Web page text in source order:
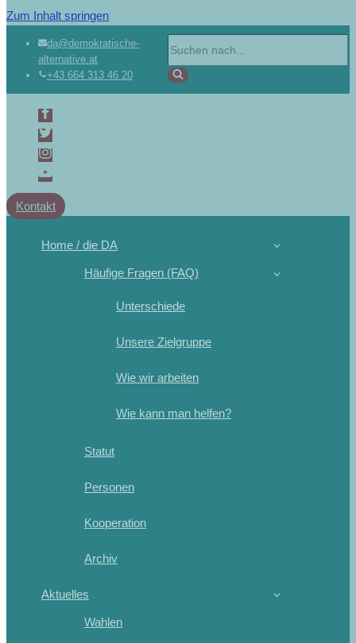
Zum Inhalt springen
da@demokratische-
alternative.at
+43 664 313 46 20
Kontakt
Home / die DA
Häufige Fragen (FAQ)
Unterschiede
Unsere Zielgruppe
Wie wir arbeiten
Wie kann man helfen?
Statut
Personen
Kooperation
Archiv
Aktuelles
Wahlen